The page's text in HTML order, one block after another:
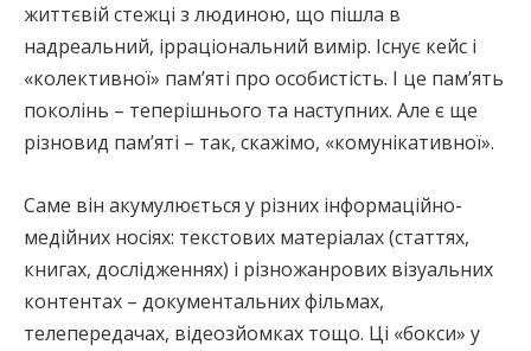
життєвій стежці з людиною, що пішла в
надреальний, ірраціональний вимір. Існує кейс і
«колективної» пам’яті про особистість. І це пам’ять
поколінь – теперішнього та наступних. Але є ще
різновид пам’яті – так, скажімо, «комунікативної».
Саме він акумулюється у різних інформаційно-
медійних носіях: текстових матеріалах (статтях,
книгах, дослідженнях) і різножанрових візуальних
контентах – документальних фільмах,
телепередачах, відеозйомках тощо. Ці «бокси» у